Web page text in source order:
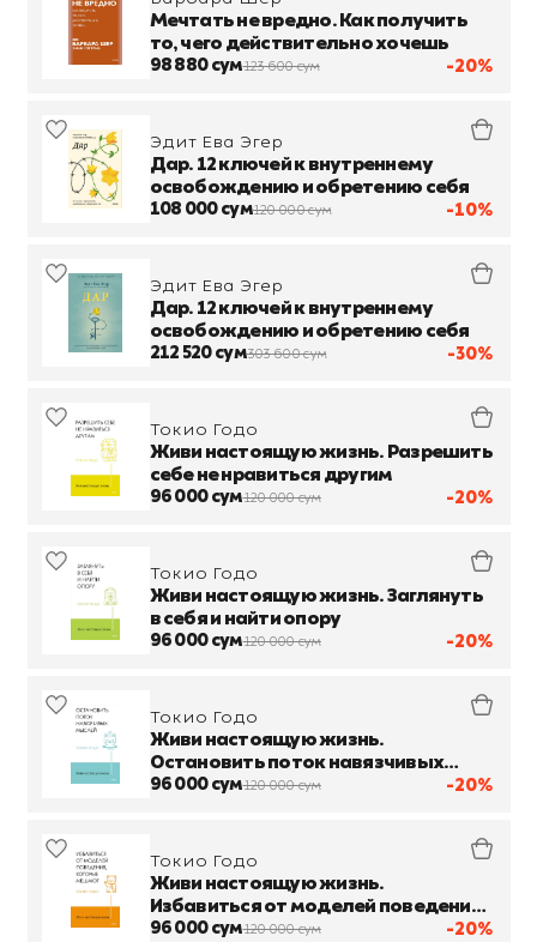
-20%
Мечтать не вредно. Как получить
то, чего действительно хочешь
98 880 сум123 600 сум
-10%
Эдит Ева Эгер
Дар. 12 ключей к внутреннему
освобождению и обретению себя
108 000 сум120 000 сум
-30%
Эдит Ева Эгер
Дар. 12 ключей к внутреннему
освобождению и обретению себя
212 520 сум303 600 сум
-20%
Токио Годо
Живи настоящую жизнь. Разрешить
себе не нравиться другим
96 000 сум120 000 сум
-20%
Токио Годо
Живи настоящую жизнь. Заглянуть
в себя и найти опору
96 000 сум120 000 сум
-20%
Токио Годо
Живи настоящую жизнь.
Остановить поток навязчивых
мыслей
96 000 сум120 000 сум
-20%
Токио Годо
Живи настоящую жизнь.
Избавиться от моделей поведения,
которые мешают
96 000 сум120 000 сум